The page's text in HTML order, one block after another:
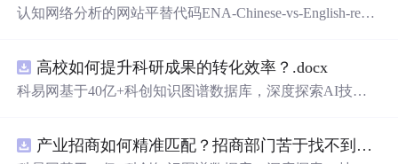
智能化发展。
认知网络分析的网站平替代码ENA-Chinese-vs-English-repro
高校如何提升科研成果的转化效率？.docx
科易网基于40亿+科创知识图谱数据库，深度探索AI技术
新领域的AI+数智化解决方案，推动科技创新与产业创新产业招商如何精准匹配？招商部门苦于找不到符合产业链补链强链方向的目标企业怎么办？.docx